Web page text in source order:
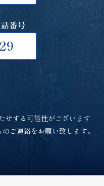
番号
せする可能性がございます
ご連絡をお願い致します。